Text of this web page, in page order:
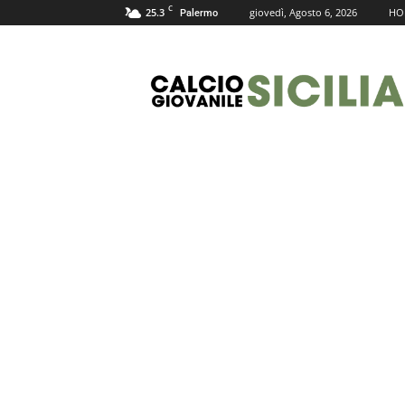
25.3 C Palermo giovedì, Agosto 6, 2026
Giovanile
Sicilia